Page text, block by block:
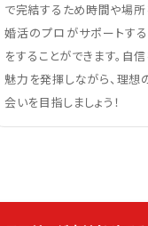
で完結するため時間や場所
婚活のプロがサポートす
をすることができます。自
魅力を発揮しながら、理想
会いを目指しましょう！